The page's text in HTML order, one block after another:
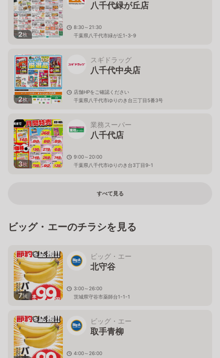
2枚
八千代緑が丘店
8:30～21:30
千葉県八千代市緑が丘1-3-9
2枚
スギドラッグ
八千代中央店
店舗HPをご確認ください
千葉県八千代市ゆりのき台三丁目5番3号
3枚
業務スーパー
八千代店
9:00～20:00
千葉県八千代市ゆりのき台3丁目9-1
すべて見る
ビッグ・エーのチラシを見る
7枚
ビッグ・エー
北守谷
3:00～26:00
茨城県守谷市薬師台1-1-1
ビッグ・エー
取手青柳
4:00～26:00